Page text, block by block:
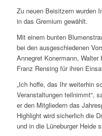
Zu neuen Beisitzern wurden
in das Gremium gewählt.
Mit einem bunten
bei den ausgeschiedenen
Annegret Konermann,
Franz Rensing für ihren
„Ich hoffe, das Ihr weiterhin
Veranstaltungen teilnimmt“,
er den Mitgliedern das
Highlight wird sicherlich die
und in die Lüneburger Heide